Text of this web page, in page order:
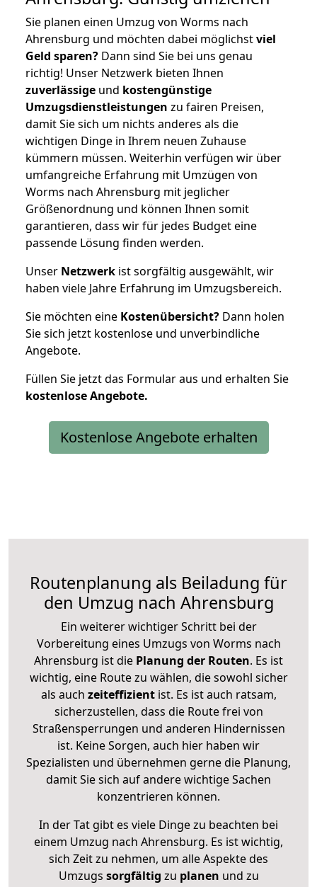
Sie planen einen Umzug von Worms nach
Ahrensburg und möchten dabei möglichstviel
Geld sparen? Dann sind Sie bei uns genau
richtig! Unser Netzwerk bieten Ihnen
zuverlässige und kostengünstige
Umzugsdienstleistungen zu fairen Preisen,
damit Sie sich um nichts anderes als die
wichtigen Dinge in Ihrem neuen Zuhause
kümmern müssen. Weiterhin verfügen wir über
umfangreiche Erfahrung mit Umzügen von
Worms nach Ahrensburg mit jeglicher
Größenordnung und können Ihnen somit
garantieren, dass wir für jedes Budget eine
passende Lösung finden werden.
Unser Netzwerk ist sorgfältig ausgewählt, wir
haben viele Jahre Erfahrung im Umzugsbereich.
Sie möchten eine Kostenübersicht? Dann holen
Sie sich jetzt kostenlose und unverbindliche
Angebote.
Füllen Sie jetzt das Formular aus und erhalten Sie
kostenloseAngebote.
Kostenlose Angebote erhalten
Routenplanung als Beiladung für
den Umzug nach Ahrensburg
Ein weiterer wichtiger Schritt bei der
Vorbereitung eines Umzugs von Worms nach
Ahrensburg ist die Planung der Routen. Es ist
wichtig, eine Route zu wählen, die sowohl sicher
als auch zeiteffizientist. Es ist auch ratsam,
sicherzustellen, dass die Route frei von
Straßensperrungen und anderen Hindernissen
ist. Keine Sorgen, auch hier haben wir
Spezialisten und übernehmen gerne die Planung,
damit Sie sich auf andere wichtige Sachen
konzentrieren können.
In der Tat gibt es viele Dinge zu beachten bei
einem Umzug nach Ahrensburg. Es ist wichtig,
sich Zeit zu nehmen, um alle Aspekte des
Umzugs sorgfältig zu planen und zu